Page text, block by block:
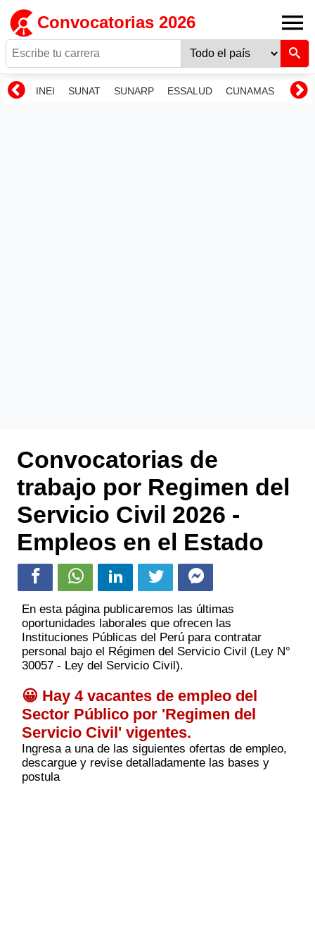
Convocatorias 2026
INEI SUNAT SUNARP ESSALUD CUNAMAS
Convocatorias de
trabajo por Regimen del
Servicio Civil 2026 -
Empleos en el Estado
En esta página publicaremos las últimas
oportunidades laborales que ofrecen las
Instituciones Públicas del Perú para contratar
personal bajo el Régimen del Servicio Civil (Ley N°
30057 - Ley del Servicio Civil).
😀 Hay 4 vacantes de empleo del
Sector Público por 'Regimen del
Servicio Civil' vigentes.
Ingresa a una de las siguientes ofertas de empleo,
descargue y revise detalladamente las bases y
postula